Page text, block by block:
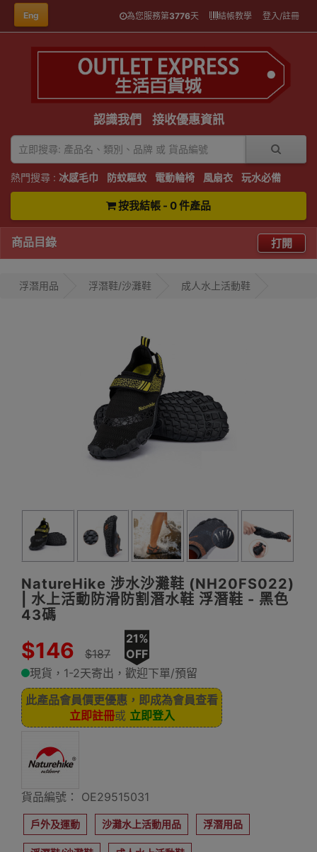
Eng 為您服務第3776天 結帳教學 登入/註冊
認識我們 接收優惠資訊
熱門搜尋 : 冰感毛巾 防蚊驅蚊 電動輪椅 風扇衣 玩水必備
按我結帳 - 0 件產品
商品目錄 打開
浮潛用品 浮潛鞋/沙灘鞋 成人水上活動鞋
NatureHike 涉水沙灘鞋 (NH20FS022)
| 水上活動防滑防割潛水鞋 浮潛鞋 - 黑色
43碼
$146 $187
21%
OFF
現貨，1-2天寄出，歡迎下單/預留
此產品會員價更優惠，即成為會員查看
立即註冊或 立即登入
貨品編號： OE29515031
戶外及運動 沙灘水上活動用品 浮潛用品